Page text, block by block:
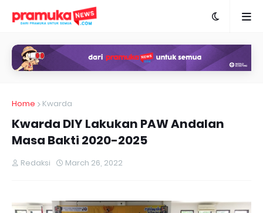
Home Kwarda
Kwarda DIY Lakukan PAW Andalan
Masa Bakti 2020-2025
Redaksi March 26, 2022